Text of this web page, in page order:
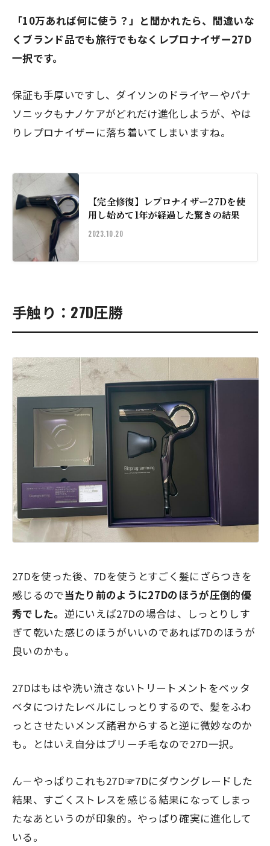
「10万あれば何に使う？」と聞かれたら、間違いな
くブランド品でも旅行でもなくレプロナイザー27D
一択です。
保証も手厚いですし、ダイソンのドライヤーやパナ
ソニックもナノケアがどれだけ進化しようが、やは
りレプロナイザーに落ち着いてしまいますね。
【完全修復】レプロナイザー27Dを使
用し始めて1年が経過した驚きの結果
2023.10.20
手触り：27D圧勝
27Dを使った後、7Dを使うとすごく髪にざらつきを
感じるので当たり前のように27Dのほうが圧倒的優
秀でした。 逆にいえば27Dの場合は、しっとりしす
ぎて乾いた感じのほうがいいのであれば7Dのほうが
良いのかも。
27Dはもはや洗い流さないトリートメントをベッタ
ベタにつけたレベルにしっとりするので、髪をふわ
っとさせたいメンズ諸君からすると逆に微妙なのか
も。とはいえ自分はブリーチ毛なので27D一択。
ん－やっぱりこれも27D☞7Dにダウングレードした
結果、すごくストレスを感じる結果になってしまっ
たなあというのが印象的。やっぱり確実に進化して
いる。